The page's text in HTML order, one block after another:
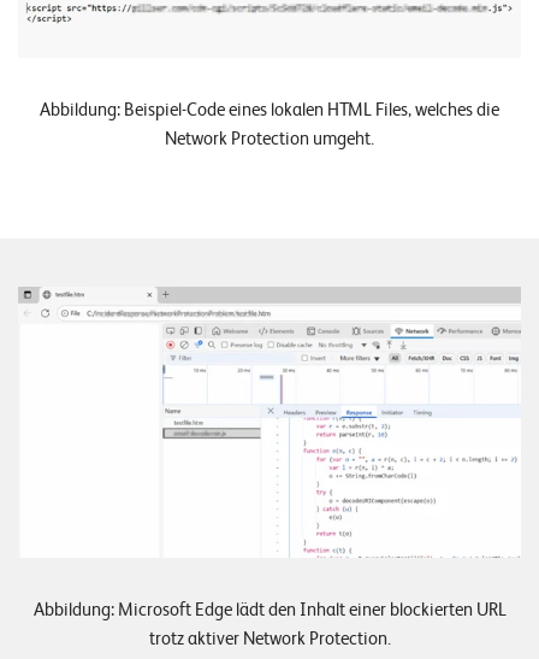
Abbildung: Beispiel-Code eines lokalen HTML Files, welches die
Network Protection umgeht.
Abbildung: Microsoft Edge lädt den Inhalt einer blockierten URL
trotz aktiver Network Protection.